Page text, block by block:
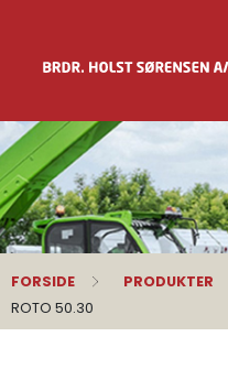
FORSIDE PRODUKTER
ROTO 50.30